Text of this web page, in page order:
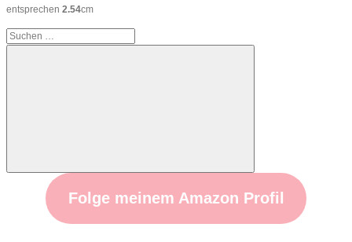
entsprechen 2.54cm
Suchen
Folge meinem Amazon Profil